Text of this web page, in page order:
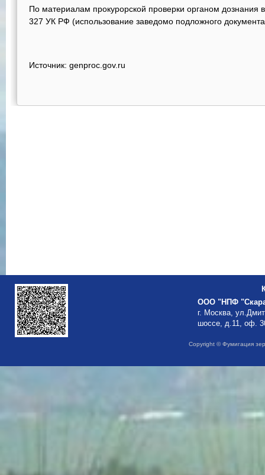
По материалам прокурорской проверки органом дознания
327 УК РФ (использование заведомо подложного
Источник: genproc.gov.ru
ООО "НПФ
г. Москва,
шоссе, д.11, оф.
Copyright © Фумигация